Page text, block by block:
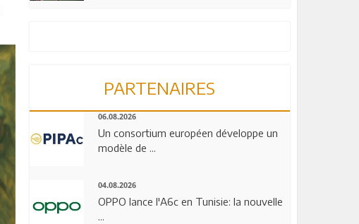
PARTENAIRES
06.08.2026
Un consortium européen développe un
modèle de ...
04.08.2026
OPPO lance l'A6c en Tunisie: la nouvelle
...